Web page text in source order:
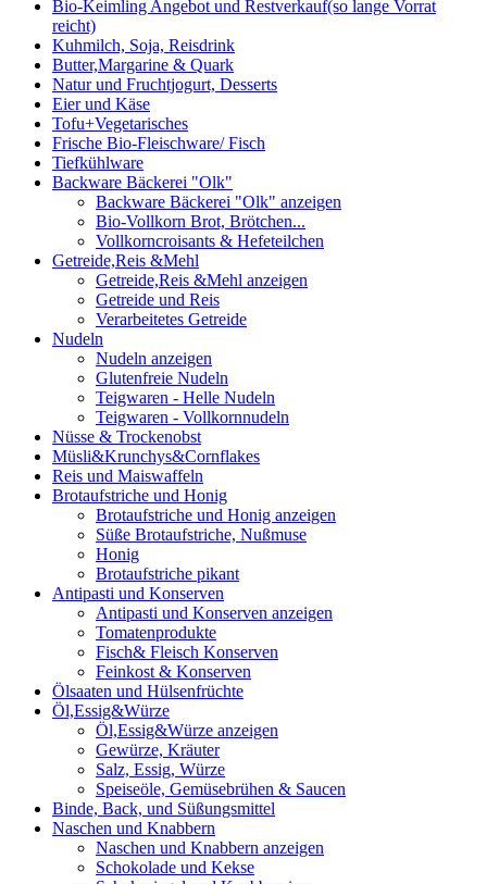
Bio-Keimling Angebot und Restverkauf(so lange Vorrat
reicht)
Kuhmilch, Soja, Reisdrink
Butter,Margarine & Quark
Natur und Fruchtjogurt, Desserts
Eier und Käse
Tofu+Vegetarisches
Frische Bio-Fleischware/ Fisch
Tiefkühlware
Backware Bäckerei "Olk"
Backware Bäckerei "Olk" anzeigen
Bio-Vollkorn Brot, Brötchen...
Vollkorncroisants & Hefeteilchen
Getreide,Reis &Mehl
Getreide,Reis &Mehl anzeigen
Getreide und Reis
Verarbeitetes Getreide
Nudeln
Nudeln anzeigen
Glutenfreie Nudeln
Teigwaren - Helle Nudeln
Teigwaren - Vollkornnudeln
Nüsse & Trockenobst
Müsli&Krunchys&Cornflakes
Reis und Maiswaffeln
Brotaufstriche und Honig
Brotaufstriche und Honig anzeigen
Süße Brotaufstriche, Nußmuse
Honig
Brotaufstriche pikant
Antipasti und Konserven
Antipasti und Konserven anzeigen
Tomatenprodukte
Fisch& Fleisch Konserven
Feinkost & Konserven
Ölsaaten und Hülsenfrüchte
Öl,Essig&Würze
Öl,Essig&Würze anzeigen
Gewürze, Kräuter
Salz, Essig, Würze
Speiseöle, Gemüsebrühen & Saucen
Binde, Back, und Süßungsmittel
Naschen und Knabbern
Naschen und Knabbern anzeigen
Schokolade und Kekse